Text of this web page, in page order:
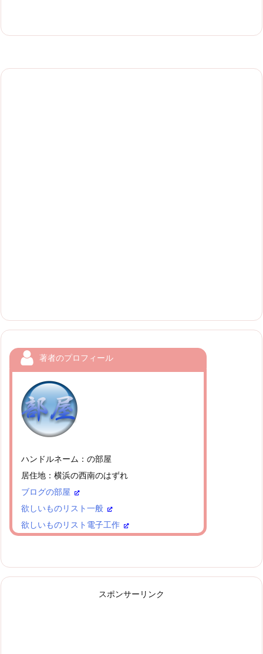
著者のプロフィール
ハンドルネーム：の部屋
居住地：横浜の西南のはずれ
ブログの部屋
欲しいものリスト一般
欲しいものリスト電子工作
スポンサーリンク